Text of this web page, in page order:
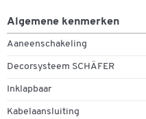
Verschillende decors en
Verschillende
een gelijkmatige diepte
Algemene kenmerken
Aaneenschakeling
Decorsysteem SCHÄFER
Inklapbaar
Kabelaansluiting